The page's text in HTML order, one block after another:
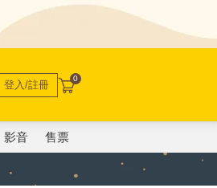
登入/註冊 0
影音 售票